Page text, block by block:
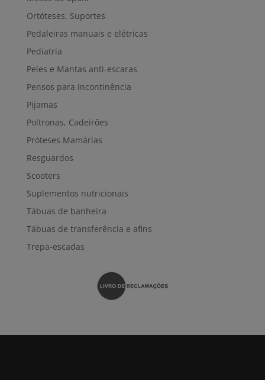
Ortóteses, Suportes
Pedaleiras manuais e elétricas
Pediatria
Peles e Mantas anti-escaras
Pensos para incontinência
Pijamas
Poltronas, Cadeirões
Próteses Mamárias
Resguardos
Scooters
Suplementos nutricionais
Tábuas de banheira
Tábuas de transferência e afins
Trepa-escadas